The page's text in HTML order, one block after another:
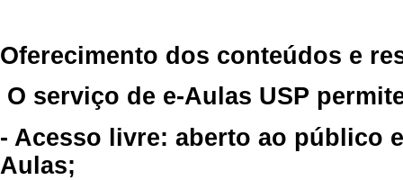
Oferecimento dos conteúdos e
O serviço de e-Aulas USP
- Acesso livre: aberto ao público
Aulas;